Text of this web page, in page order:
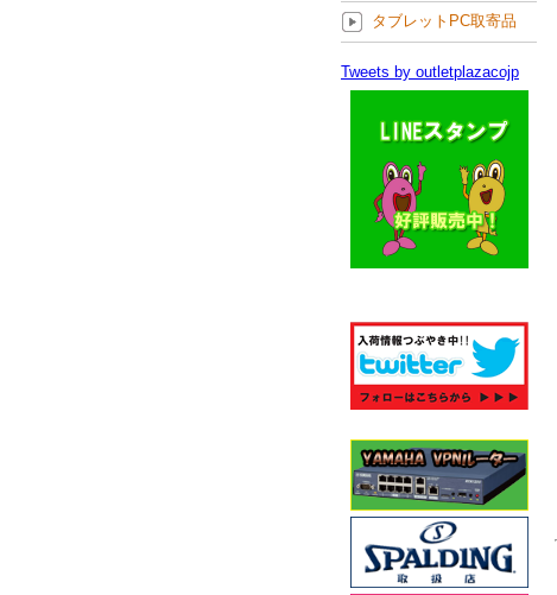
タブレットPC取寄品
Tweets by outletplazacojp